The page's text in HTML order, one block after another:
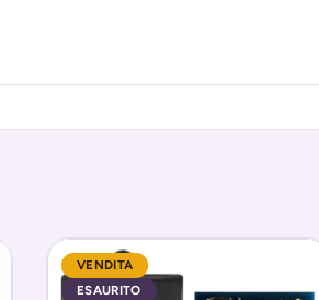
VENDITA
ESAURITO